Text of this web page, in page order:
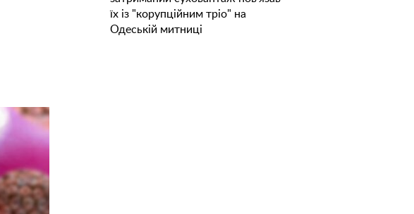
їх із "корупційним тріо" на
Одеській митниці